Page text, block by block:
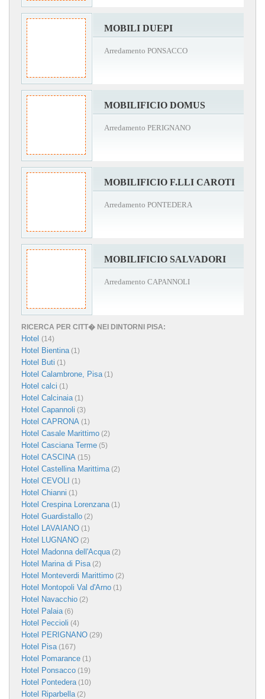
MOBILI DUEPI
Arredamento PONSACCO
MOBILIFICIO DOMUS
Arredamento PERIGNANO
MOBILIFICIO F.LLI CAROTI
Arredamento PONTEDERA
MOBILIFICIO SALVADORI
Arredamento CAPANNOLI
RICERCA PER CITT� NEI DINTORNI PISA:
Hotel (14)
Hotel Bientina(1)
Hotel Buti (1)
Hotel Calambrone, Pisa(1)
Hotel calci (1)
Hotel Calcinaia(1)
Hotel Capannoli (3)
Hotel CAPRONA (1)
Hotel Casale Marittimo (2)
Hotel Casciana Terme (5)
Hotel CASCINA (15)
Hotel Castellina Marittima(2)
Hotel CEVOLI (1)
Hotel Chianni (1)
Hotel Crespina Lorenzana(1)
Hotel Guardistallo (2)
Hotel LAVAIANO (1)
Hotel LUGNANO (2)
Hotel Madonna dell'Acqua(2)
Hotel Marina di Pisa(2)
Hotel Monteverdi Marittimo (2)
Hotel Montopoli Val d'Arno (1)
Hotel Navacchio (2)
Hotel Palaia(6)
Hotel Peccioli (4)
Hotel PERIGNANO (29)
Hotel Pisa(167)
Hotel Pomarance (1)
Hotel Ponsacco (19)
Hotel Pontedera(10)
Hotel Riparbella(2)